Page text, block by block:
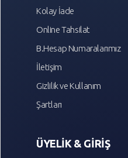
Kolay İade
Online Tahsilat
B.Hesap Numaralarımız
İletişim
Gizlilik ve Kullanım
Şartları
ÜYELİK & GİRİŞ